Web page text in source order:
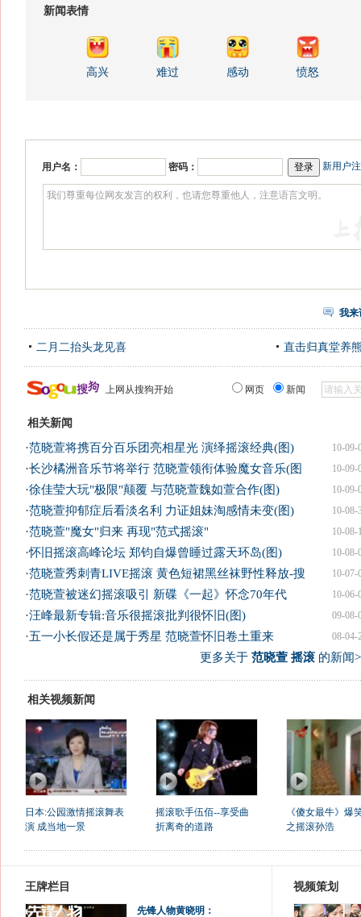
新闻表情
高兴 难过 感动 愤怒
用户名： 密码： 新用户
我来
二月二抬头龙见喜 直击归真堂养
上网从搜狗开始 网页 新闻
相关新闻
10-09-
·范晓萱将携百分百乐团亮相星光 演绎摇滚经典(图)
10-09-
·长沙橘洲音乐节将举行 范晓萱领衔体验魔女音乐(图
10-09-
·徐佳莹大玩"极限"颠覆 与范晓萱魏如萱合作(图)
10-08-
·范晓萱抑郁症后看淡名利 力证姐妹淘感情未变(图)
10-08-
·范晓萱"魔女"归来 再现"范式摇滚"
10-08-
·怀旧摇滚高峰论坛 郑钧自爆曾睡过露天环岛(图)
10-07-
·范晓萱秀刺青LIVE摇滚 黄色短裙黑丝袜野性释放-搜
10-06-
·范晓萱被迷幻摇滚吸引 新碟《一起》怀念70年代
09-08-
·汪峰最新专辑:音乐很摇滚批判很怀旧(图)
08-04-
·五一小长假还是属于秀星 范晓萱怀旧卷土重来
更多关于 范晓萱 摇滚的新闻
相关视频新闻
日本:公园激情摇滚舞表
演 成当地一景
摇滚歌手伍佰--享受曲
折离奇的道路
《傻女最牛》爆
之摇滚孙浩
王牌栏目
先锋人物黄晓明：
视频策划